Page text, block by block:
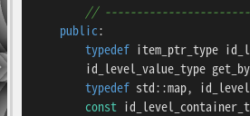
//
public:
typedef item_ptr_type
id_level_value_type
typedef std::map,
const